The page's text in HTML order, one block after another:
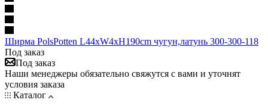
Ширма PolsPotten L44xW4xH190cm чугун,латунь 300-300-118
Под заказ
Под заказ
Наши менеджеры обязательно свяжутся с вами и уточнят
условия заказа
Каталог